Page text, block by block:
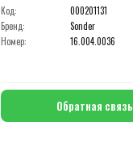
Код:
000201131
Бренд:
Sonder
Номер:
16.004.0036
Обратная связь